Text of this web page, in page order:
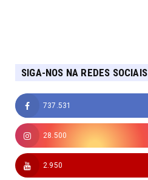
SIGA-NOS NA REDES SOCIAIS
737.531
28.500
2.950